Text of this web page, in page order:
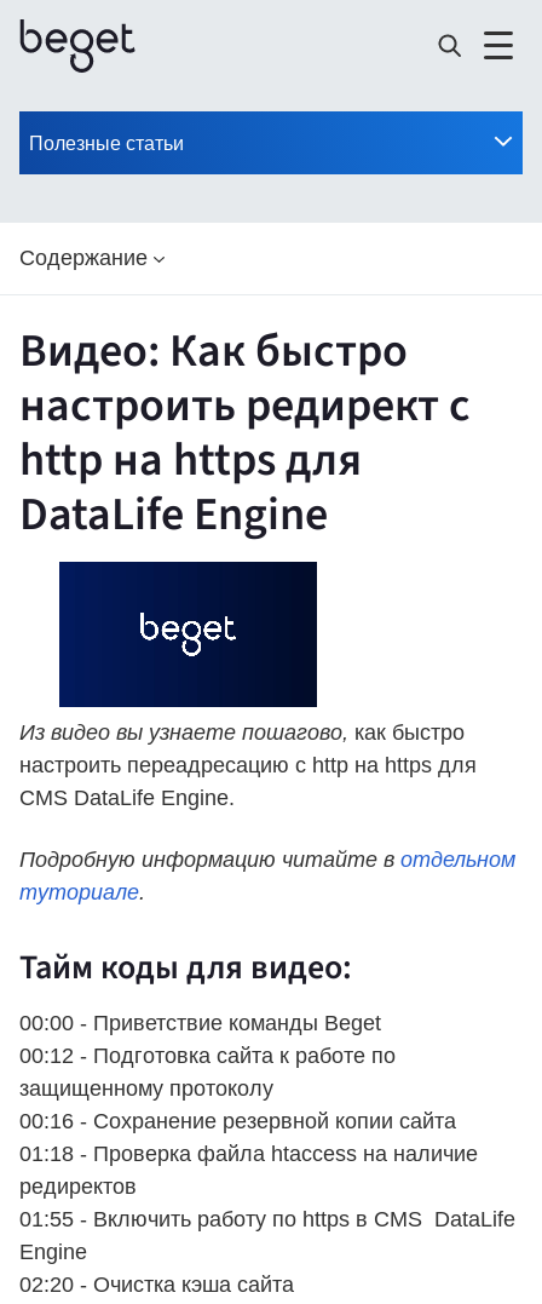
Полезные статьи
Содержание
Видео: Как быстро
настроить редирект с
http на https для
DataLife Engine
Из видео вы узнаете пошагово, как быстро
настроить переадресацию с http на https для
CMS DataLife Engine.
Подробную информацию читайте в отдельном
туториале.
Тайм коды для видео:
00:00 - Приветствие команды Beget
00:12 - Подготовка сайта к работе по
защищенному протоколу
00:16 - Сохранение резервной копии сайта
01:18 - Проверка файла htaccess на наличие
редиректов
01:55 - Включить работу по https в CMS DataLife
Engine
02:20 - Очистка кэша сайта